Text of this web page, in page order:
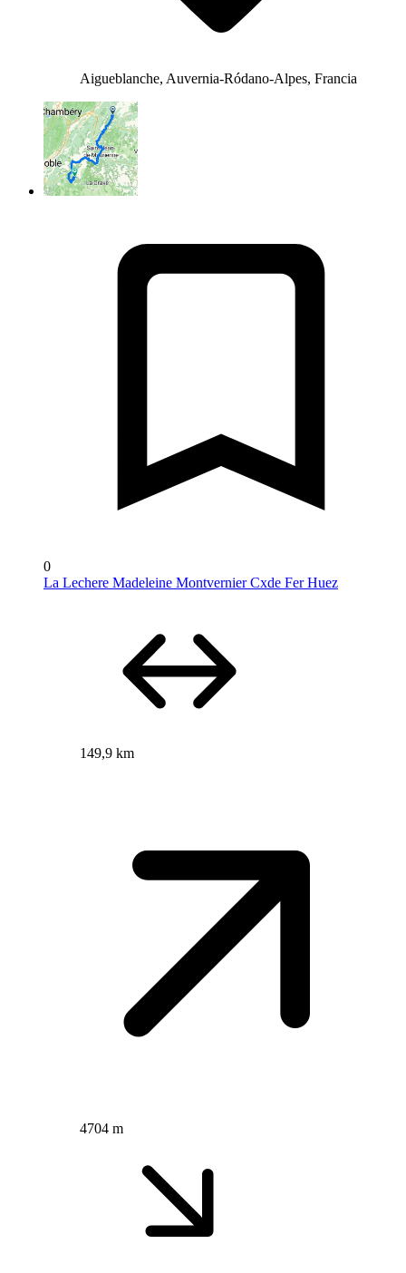
Aigueblanche, Auvernia-Ródano-Alpes, Francia
0
La Lechere Madeleine Montvernier Cxde Fer Huez
149,9 km
4704 m